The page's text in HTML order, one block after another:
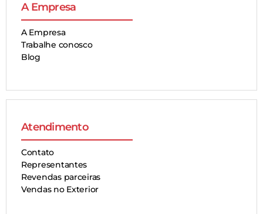
A Empresa
A Empresa
Trabalhe conosco
Blog
Atendimento
Contato
Representantes
Revendas parceiras
Vendas no Exterior